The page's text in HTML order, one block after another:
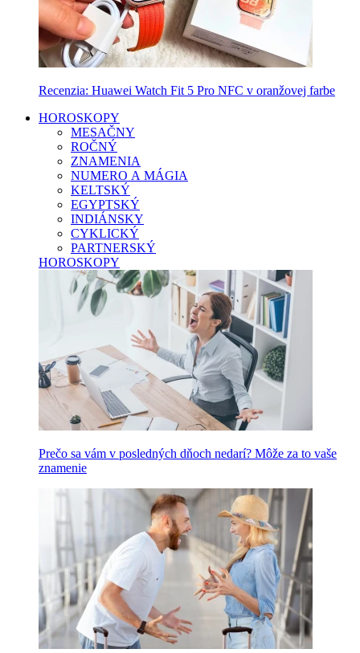
Recenzia: Huawei Watch Fit 5 Pro NFC v oranžovej farbe
HOROSKOPY
MESAČNY
ROČNÝ
ZNAMENIA
NUMERO A MÁGIA
KELTSKÝ
EGYPTSKÝ
INDIÁNSKY
CYKLICKÝ
PARTNERSKÝ
HOROSKOPY
Prečo sa vám v posledných dňoch nedarí? Môže za to vaše
znamenie